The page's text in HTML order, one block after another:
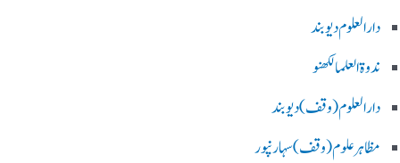
دارالعلوم دیوبند
ندوۃالعلما لکھنو
دارالعلوم (وقف)دیوبند
مظاہرعلوم (وقف)سہارنپور